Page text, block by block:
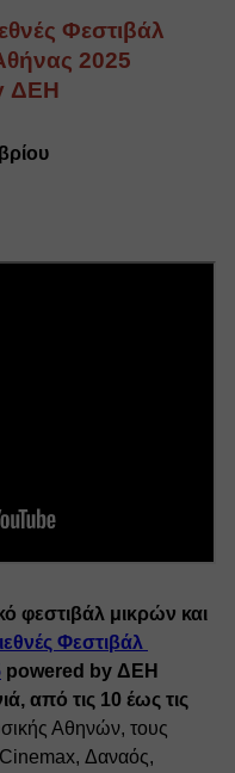
Φεστιβάλ
2025
ΔΕΗ
φεστιβάλ μικρών και
Φεστιβάλ
powered by ΔΕΗ
από τις 10 έως τις
Αθηνών, τους
Δαναός,